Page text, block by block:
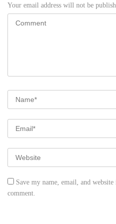
Your email address will not be
Save my name, email, and
comment.